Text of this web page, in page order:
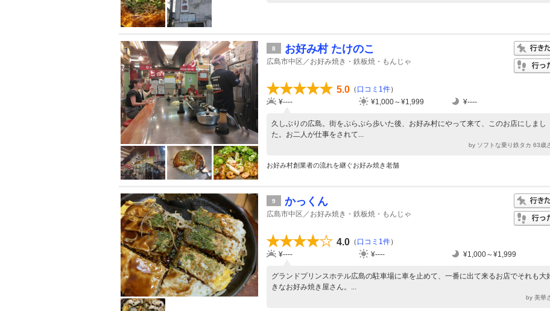
8 お好み村 たけのこ
広島市中区／お好み焼き・鉄板焼・もんじゃ
5.0 （ 口コミ1件）
¥----
¥1,000～¥1,999 ¥----
久しぶりの広島。街をぷらぷら歩いた後、お好み村にやって来て、このお店にしまし
た。お二人が仕事をされて...
by ソフトな乗り鉄タカ 63歳
お好み村創業者の流れを継ぐお好み焼き老舗
9 かっくん
広島市中区／お好み焼き・鉄板焼・もんじゃ
4.0 （ 口コミ1件）
¥----
¥---- ¥1,000～¥1,999
グランドプリンスホテル広島の駐車場に車を止めて、一番に出て来るお店でそれも大
きなお好み焼き屋さん。...
by 美華